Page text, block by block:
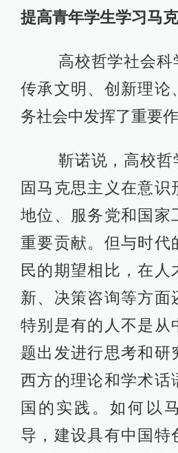
提高青年学生学习马
高校哲学社会科学
传承文明、创新理论
务社会中发挥了重要作
靳诺说，高校哲
固马克思主义在意识
地位、服务党和国家
重要贡献。但与时代
民的期望相比，在人
新、决策咨询等方面
特别是有的人不是从
题出发进行思考和研
西方的理论和学术话
国的实践。如何以
导，建设具有中国特